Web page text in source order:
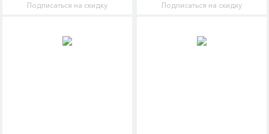
Подписаться на скидку Подписаться на скидку